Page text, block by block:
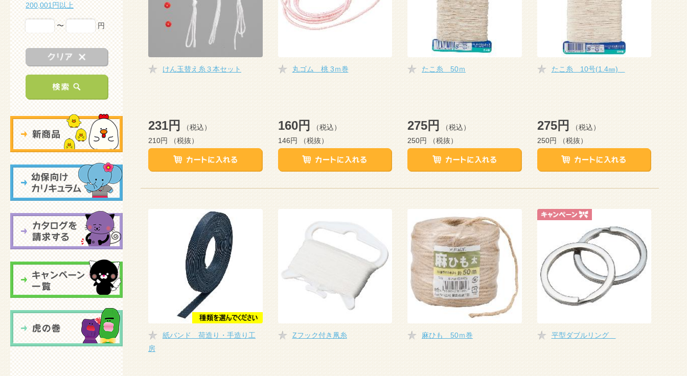
200,001円以上
〜 円
けん玉替え糸３本セット
231円
（税込）
210円
（税抜）
丸ゴム 桃 3ｍ巻
160円
（税込）
146円
（税抜）
たこ糸 50ｍ
275円
（税込）
250円
（税抜）
たこ糸 10号(1.4㎜)
275円
（税込）
250円
（税抜）
紙バンド 荷造り・手造り工
房
Zフック付き凧糸 麻ひも 50ｍ巻 平型ダブルリング